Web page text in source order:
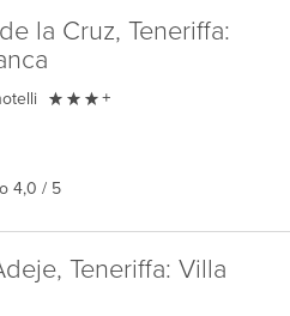
la Cruz, Teneriffa:
 +
4,0 / 5
Teneriffa: Villa